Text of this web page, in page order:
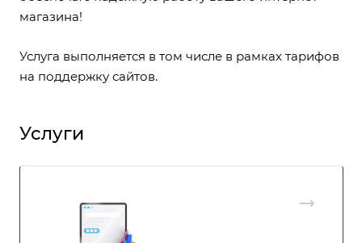
магазина!
Услуга выполняется в том числе в рамках тарифов
на поддержку сайтов.
Услуги